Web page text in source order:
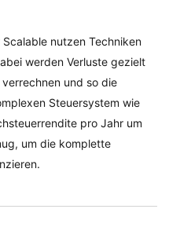
nutzen Techniken
werden Verluste gezielt
und so die
Steuersystem wie
pro Jahr um
um die komplette